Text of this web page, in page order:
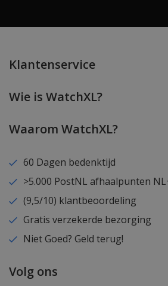
Klantenservice
Wie is WatchXL?
Waarom WatchXL?
60 Dagen bedenktijd
>5.000 PostNL afhaalpunten
(9,5/10) klantbeoordeling
Gratis verzekerde bezorging
Niet Goed? Geld terug!
Volg ons